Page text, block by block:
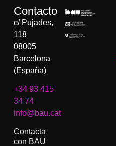
Contacto
c/ Pujades,
118
08005
Barcelona
(España)
+34 93 415
34 74
info@bau.cat
Contacta
con BAU